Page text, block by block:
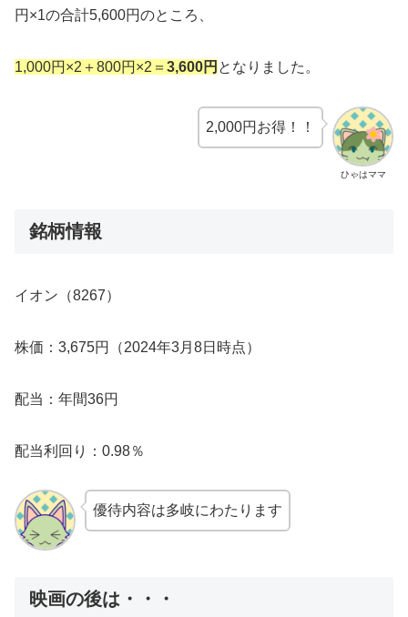
円×1の合計5,600円のところ、
1,000円×2＋800円×2＝ 3,600円 となりました。
ひゃはママ
2,000円お得！！
銘柄情報
イオン（8267）
株価：3,675円（2024年3月8日時点）
配当：年間36円
配当利回り：0.98％
優待内容は多岐にわたります
映画の後は・・・